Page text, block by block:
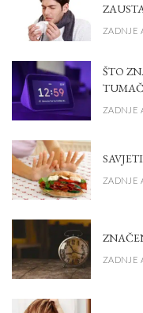
ZADNJE
ŠTO
ZADNJE
ZADNJE
ZADNJE